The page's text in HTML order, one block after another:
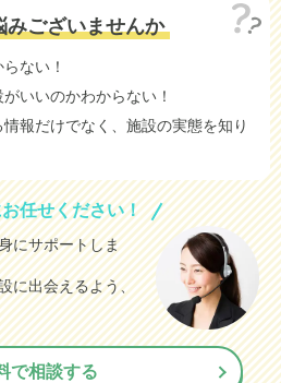
みございませんか
ない！
いいのかわからない！
報だけでなく、施設の実態を知り
任せください！
にサポートしま
に出会えるよう、
で相談する